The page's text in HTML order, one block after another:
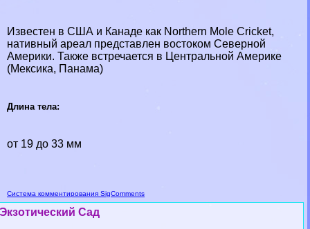
Известен в США и Канаде как Northern Mole Cricket,
нативный ареал представлен востоком Северной
Америки. Также встречается в Центральной Америке
(Мексика, Панама)
Длина тела:
от 19 до 33 мм
Система комментирования SigComments
Экзотический Сад